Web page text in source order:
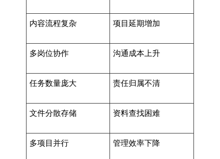
内容流程复杂 项目延期增加
多岗位协作 沟通成本上升
任务数量庞大 责任归属不清
文件分散存储 资料查找困难
多项目并行 管理效率下降